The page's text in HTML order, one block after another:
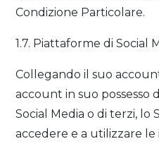
Condizione Particolare.
1.7. Piattaforme di Social
Collegando il suo
account in suo possesso
Social Media o di terzi, lo
accedere e a utilizzare